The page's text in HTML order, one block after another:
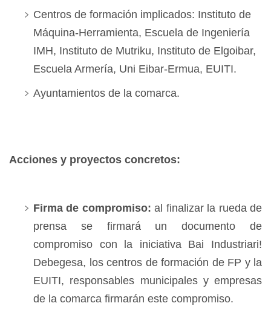
Centros de formación implicados: Instituto de
Máquina-Herramienta, Escuela de Ingeniería
IMH, Instituto de Mutriku, Instituto de Elgoibar,
Escuela Armería, Uni Eibar-Ermua, EUITI.
Ayuntamientos de la comarca.
Acciones y proyectos concretos:
Firma de compromiso:al finalizar la rueda de
prensa se firmará un documento de
compromiso con la iniciativa Bai Industriari!
Debegesa, los centros de formación de FP y la
EUITI, responsables municipales y empresas
de la comarca firmarán este compromiso.